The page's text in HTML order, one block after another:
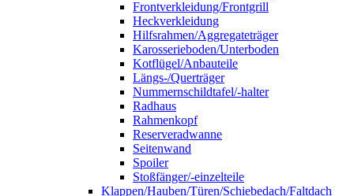
Frontverkleidung/Frontgrill
Heckverkleidung
Hilfsrahmen/Aggregateträger
Karosserieboden/Unterboden
Kotflügel/Anbauteile
Längs-/Querträger
Nummernschildtafel/-halter
Radhaus
Rahmenkopf
Reserveradwanne
Seitenwand
Spoiler
Stoßfänger/-einzelteile
Klappen/Hauben/Türen/Schiebedach/Faltdach